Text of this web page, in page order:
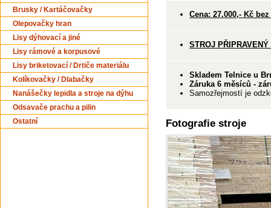
Brusky / Kartáčovačky
Olepovačky hran
Lisy dýhovací a jiné
Lisy rámové a korpusové
Lisy briketovací / Drtiče materiálu
Kolíkovačky / Dlabačky
Nanášečky lepidla a stroje na dýhu
Odsavače prachu a pilin
Ostatní
Cena: 27.000,- Kč bez
STROJ
Skladem Telnice u
Záruka 6 měsíců -
Samozřejmostí je
Fotografie stroje